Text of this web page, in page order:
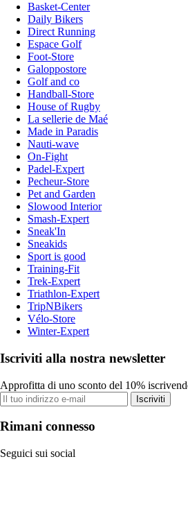
Basket-Center
Daily Bikers
Direct Running
Espace Golf
Foot-Store
Galoppostore
Golf and co
Handball-Store
House of Rugby
La sellerie de Maé
Made in Paradis
Nauti-wave
On-Fight
Padel-Expert
Pecheur-Store
Pet and Garden
Slowood Interior
Smash-Expert
Sneak'In
Sneakids
Sport is good
Training-Fit
Trek-Expert
Triathlon-Expert
TripNBikers
Vélo-Store
Winter-Expert
Iscriviti alla nostra newsletter
Approfitta di uno sconto del 10%
Iscriviti
Rimani connesso
Seguici sui social